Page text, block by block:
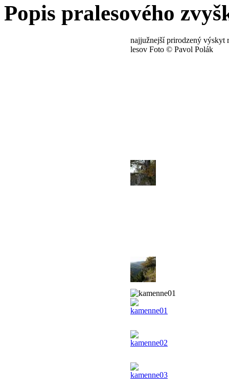
Popis pralesového
najjužnejší prirodzený
lesov Foto © Pavol Polák